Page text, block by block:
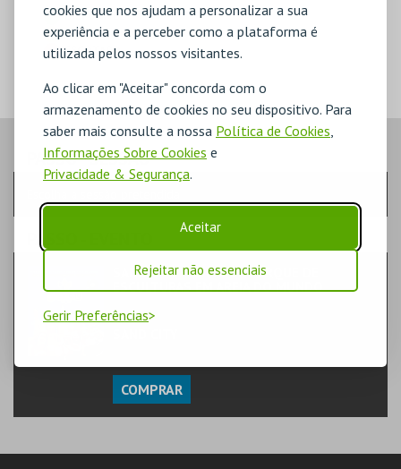
cookies que nos ajudam a personalizar a sua
experiência e a perceber como a plataforma é
utilizada pelos nossos visitantes.
Ao clicar em "Aceitar" concorda com o
armazenamento de cookies no seu dispositivo. Para
saber mais consulte a nossa Política de Cookies,
Informações Sobre Cookies e
Privacidade & Segurança.
Aceitar
Rejeitar não essenciais
Gerir Preferências
DISPONÍVEL
POUCO DISPONÍVEL
ESGOTADO
PASSO- SESSÃO
SAND CITY – O MAIOR PARQUE DE
ESCULTURAS EM AREIA DO MUNDO
COMPRAR